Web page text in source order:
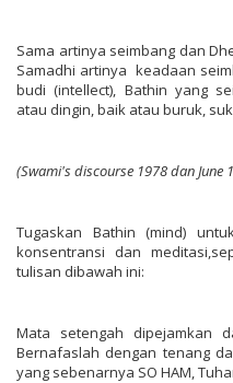
Sama artinya seimbang dan
Samadhi artinya keadaan
budi (intellect), Bathin yang
atau dingin, baik atau buruk,
(Swami'sdiscourse 1978dan June
Tugaskan Bathin (mind)
konsentransi dan
tulisan dibawah ini:
Mata setengah dipejamkan
Bernafaslah dengan tenang
yang sebenarnya SO HAM,